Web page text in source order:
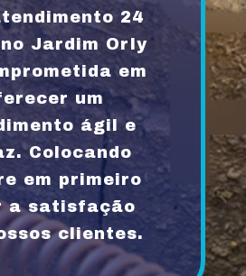
24
Jardim Orly
em
um
ágil e
Colocando
em primeiro
a satisfação
clientes.